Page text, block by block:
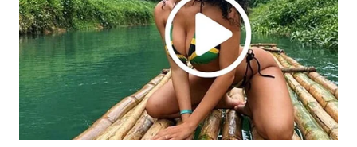
BORNEO
Wahana
Media
Group
WAHANA